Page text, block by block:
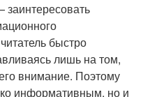
быстро
лишь на том,
внимание. Поэтому
информативным, но и